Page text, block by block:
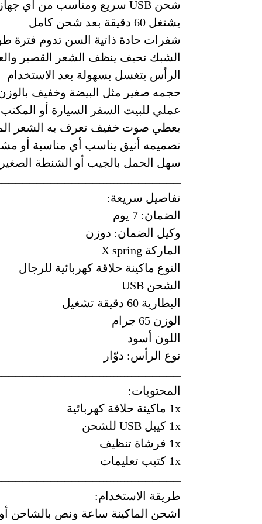
شحن USB سريع ومناسب من أي جهاز
يشتغل 60 دقيقة بعد شحن كامل
شفرات حادة ذاتية السن تدوم فترة
الشبك نحيف ينظف الشعر القصير
الرأس يتغسل بسهولة بعد الاستخدام
حجمه صغير مثل البيضة وخفيف
عملي للبيت السفر السيارة أو المكتب
يعطي صوت خفيف تعرف به الشعر
تصميمه أنيق يناسب أي مناسبة أو
سهل الحمل بالجيب أو الشنطة
تفاصيل سريعة:
الضمان: 7 يوم
وكيل الضمان: دوزن
الماركة X spring
النوع ماكينة حلاقة كهربائية للرجال
الشحن USB
البطارية 60 دقيقة تشغيل
الوزن 65 جرام
اللون أسود
نوع الرأس: دوّار
المحتويات:
1x ماكينة حلاقة كهربائية
1x كيبل USB للشحن
1x فرشاة تنظيف
1x كتيب تعليمات
طريقة الاستخدام:
اشحن الماكينة ساعة ونص بالشاحن أو